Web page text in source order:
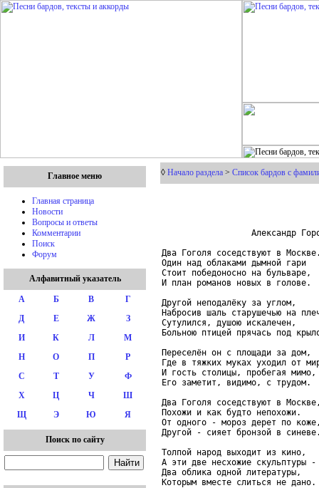
Главное меню
Главная страница
Новости
Вопросы и ответы
Комментарии
Поиск
Форум
Алфавитный указатель
А Б В
Г
Д
Е Ж
З
И
К Л
М
Н
О П
Р
С
Т У
Ф
Х
Ц Ч
Ш
Щ
Э Ю Я
Поиск по сайту
◊ Начало раздела > Список бардов с
Александр
Два Гоголя соседствуют в
Один над облаками дымной гари
Стоит победоносно на бульваре,
И план романов новых в голове.
Другой неподалёку за углом,
Набросив шаль старушечью на
Сутулился, душою искалечен,
Больною птицей прячась под
Переселён он с площади за дом,
Где в тяжких муках уходил от
И гость столицы, пробегая мимо,
Его заметит, видимо, с трудом.
Два Гоголя соседствуют в
Похожи и как будто непохожи.
От одного - мороз дерет по
Другой - сияет бронзой в
Толпой народ выходит из кино,
А эти две несхожие скульптуры -
Два облика одной литературы,
Которым вместе слиться не дано.